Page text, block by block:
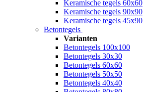
Keramische tegels 60x60
Keramische tegels 90x90
Keramische tegels 45x90
Betontegels
Varianten
Betontegels 100x100
Betontegels 30x30
Betontegels 60x60
Betontegels 50x50
Betontegels 40x40